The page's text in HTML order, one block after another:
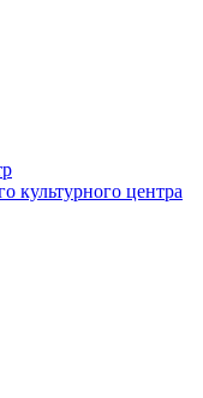
культурного центра